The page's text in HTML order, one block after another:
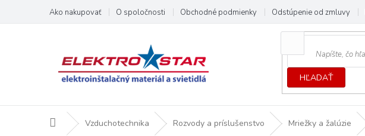
obsah
Ako nakupovať O spoločnosti Obchodné podmienky Odstúpenie od zmluvy
HĽADAŤ
DomovVzduchotechnika Rozvody a príslušenstvo Mriežky a žalúzie